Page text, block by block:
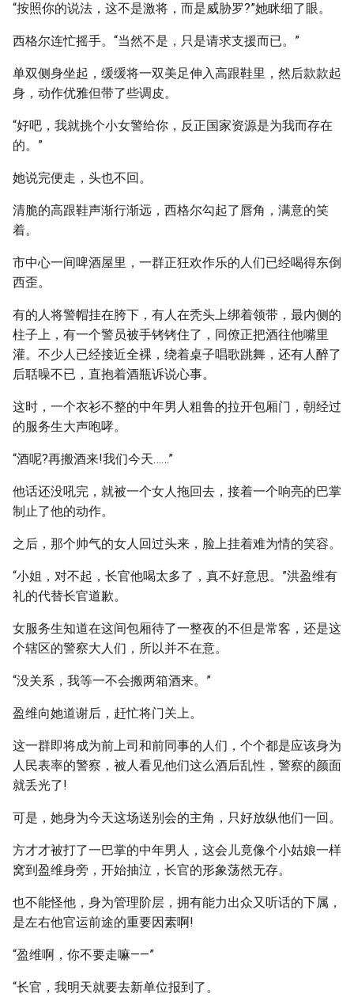
“按照你的说法，这不是激将，而是威胁罗?”她眯细了眼。
西格尔连忙摇手。“当然不是，只是请求支援而已。”
单双侧身坐起，缓缓将一双美足伸入高跟鞋里，然后款款起
身，动作优雅但带了些调皮。
“好吧，我就挑个小女警给你，反正国家资源是为我而存在
的。”
她说完便走，头也不回。
清脆的高跟鞋声渐行渐远，西格尔勾起了唇角，满意的笑
着。
市中心一间啤酒屋里，一群正狂欢作乐的人们已经喝得东倒
西歪。
有的人将警帽挂在胯下，有人在秃头上绑着领带，最内侧的
柱子上，有一个警员被手铐铐住了，同僚正把酒往他嘴里
灌。不少人已经接近全裸，绕着桌子唱歌跳舞，还有人醉了
后聒噪不已，直抱着酒瓶诉说心事。
这时，一个衣衫不整的中年男人粗鲁的拉开包厢门，朝经过
的服务生大声咆哮。
“酒呢?再搬酒来!我们今天……”
他话还没吼完，就被一个女人拖回去，接着一个响亮的巴掌
制止了他的动作。
之后，那个帅气的女人回过头来，脸上挂着难为情的笑容。
“小姐，对不起，长官他喝太多了，真不好意思。”洪盈维有
礼的代替长官道歉。
女服务生知道在这间包厢待了一整夜的不但是常客，还是这
个辖区的警察大人们，所以并不在意。
“没关系，我等一不会搬两箱酒来。”
盈维向她道谢后，赶忙将门关上。
这一群即将成为前上司和前同事的人们，个个都是应该身为
人民表率的警察，被人看见他们这么酒后乱性，警察的颜面
就丢光了!
可是，她身为今天这场送别会的主角，只好放纵他们一回。
方才才被打了一巴掌的中年男人，这会儿竟像个小姑娘一样
窝到盈维身旁，开始抽泣，长官的形象荡然无存。
也不能怪他，身为管理阶层，拥有能力出众又听话的下属，
是左右他官运前途的重要因素啊!
“盈维啊，你不要走嘛——”
“长官，我明天就要去新单位报到了。